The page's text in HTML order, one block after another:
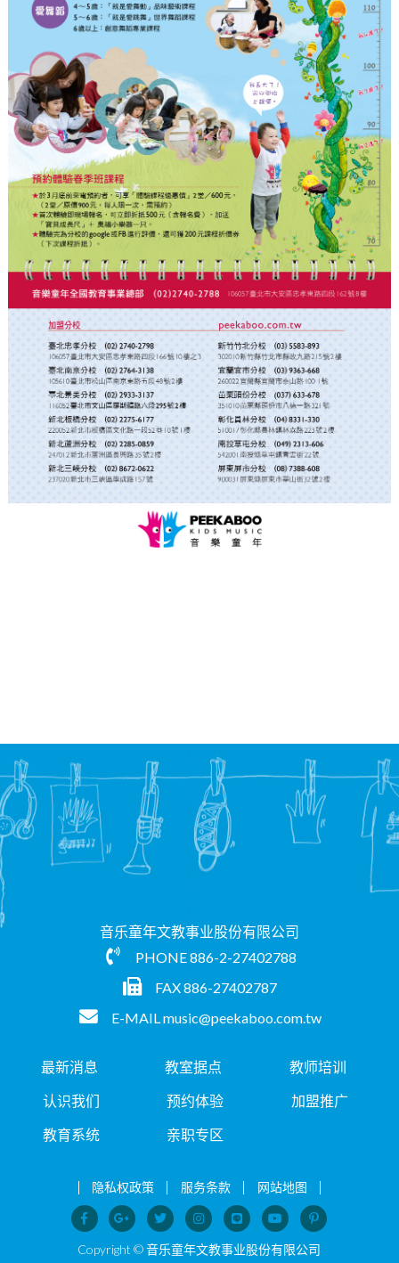
音乐童年文教事业股份有限公司
PHONE886-2-27402788
FAX 886-27402787
E-MAILmusic@peekaboo.com.tw
最新消息 教室据点
教师培训
认识我们
预约体验
加盟推广
教育系统
亲职专区
隐私权政策 服务条款 网站地图
Copyright © 音乐童年文教事业股份有限公司